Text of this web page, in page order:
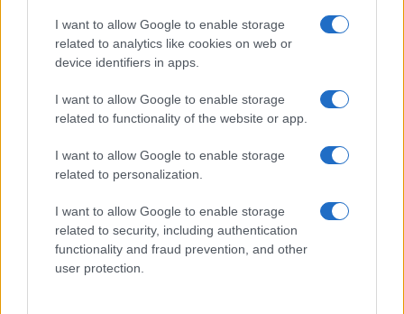
I want to allow Google to enable storage
related to analytics like cookies on web or
device identifiers in apps.
I want to allow Google to enable storage
related to functionality of the website or app.
I want to allow Google to enable storage
related to personalization.
I want to allow Google to enable storage
related to security, including authentication
functionality and fraud prevention, and other
user protection.
I nostri cari